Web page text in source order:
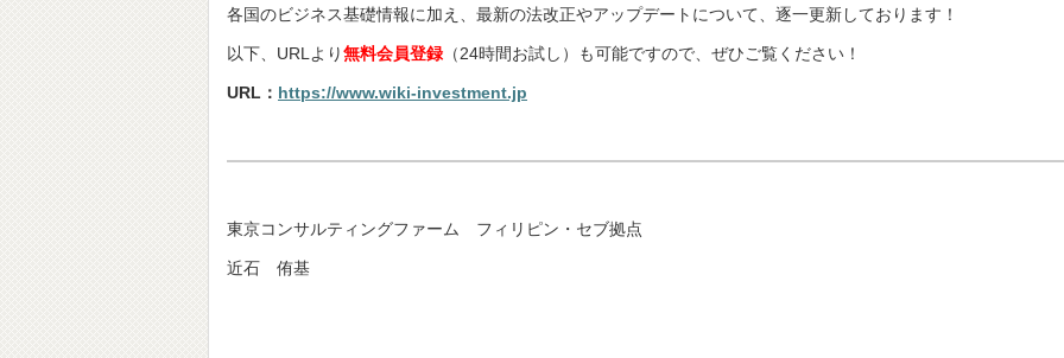
各国のビジネス基礎情報に加え、最新の法改正やアップデートについて、逐一更新しております！
以下、URLより無料会員登録 （24時間お試し）も可能ですので、ぜひご覧ください！
URL： https://www.wiki-investment.jp
東京コンサルティングファーム フィリピン・セブ拠点
近石 侑基